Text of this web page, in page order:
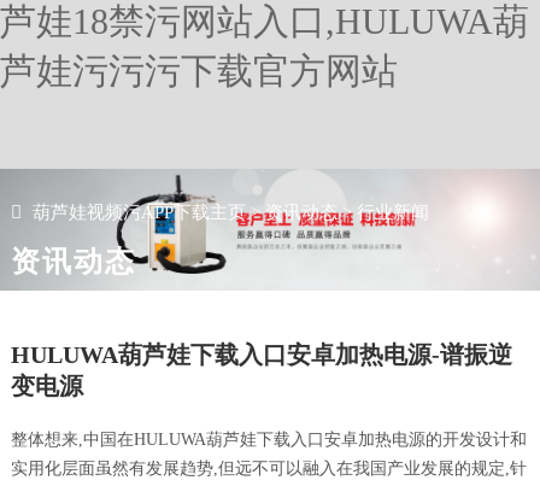
芦娃18禁污网站入口,HULUWA葫
芦娃污污污下载官方网站
葫芦娃视频污APP下载主页>资讯动态> 行业新闻
资讯动态
HULUWA葫芦娃下载入口安卓加热电源-谱振逆
变电源
整体想来,中国在HULUWA葫芦娃下载入口安卓加热电源的开发设计和
实用化层面虽然有发展趋势,但远不可以融入在我国产业发展的规定,针